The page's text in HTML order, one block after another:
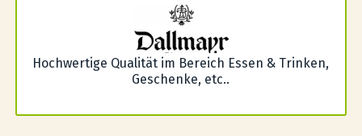
Hochwertige Qualität im Bereich Essen & Trinken,
Geschenke, etc..